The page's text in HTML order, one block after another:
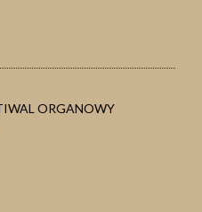
ORGANOWY